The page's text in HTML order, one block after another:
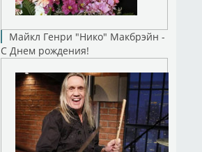
Майкл Генри "Нико" Макбрэйн -
С Днем рождения!